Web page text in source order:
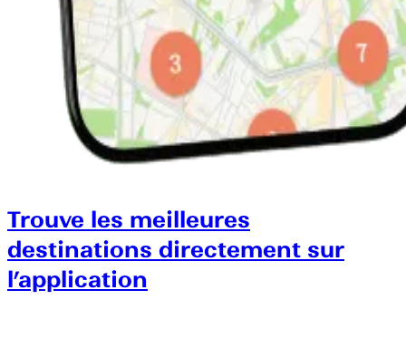
Trouve les meilleures
destinations directement sur
l’application